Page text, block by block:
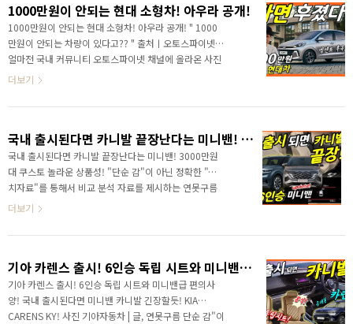
급 크기에 정말 작은 차량이라고 알려드렸는데.. 1000
만원대에 쏘렌토가 부럽지 않을 정도로 멋진 디자인을
보여주죠! 현대에는 소형 SUV로 베뉴보다 조금 큰 크레
타가 판매되고 있죠? 심지어는 소형급 SUV에서 7인승
가장 먼저 만나보세요!
1000만원이 안되는 현대 소형차! 아우라 공개!
1000만원이 안되는 현대 소형차! 아우라 공개! " 1000
만원이 안되는 차량이 있다고?? " 출처ㅣ오토스파이넷
얼마전 국내 커뮤니티 오토스파이넷 채널에 올라온 사진
입니다. 사진을 속에는 분명히 현대가 만든 차량인데... 이
량인지 만나볼게요! 이 차량의 정체는 현대 i10을 베이스
에서 가장 작은 사이즈급의 차량이니, 국내로 본다면 경
차인 캐스퍼 정도로 생각하시면 될 것 같아요. 현대차그
룹이 중국 시장처럼 신경쓰는 시장이 인도 시장인데, 중
국 시장과 다르게 인도 시장은 일본차가 점령하고 있었지
출시되고, 이번에 페이스리프트로 공개되었는데..
더보기
국내 출시된다면 카니발 끝장난다는 미니밴! 3000만원대 쿠스토 놀라운 상품성!
국내 출시된다면 카니발 끝장난다는 미니밴! 3000만원
대 쿠스토 놀라운 상품성! "단순 감"이 아닌 정확한 "수
치자료"를 통해서 비교 분석 자료를 제시하는 연못구름
입니다! 만약 이 차량이 국내에 출시가 된다면 카니발이
보를 빠르게 만나보세요! 한 마디로 판매량을 더 이상 보
고, 150만 명이 넘는 분들이 6천 개의 좋아요로 응답해
주셨는데.. 소식이 업데이트가 되었습니다. 국내에 출시
되지 않지만 해외 전략형으로 판매되는 차량 중에서 국
내에 꼭 출시되면 좋겠다는 차량이 많죠? 최근 출시된
더보기
기아 카렌스 출시! 6인승 독립 시트와 미니밴급 편의사양! 국내 출시된다면 미니밴 카니발 긴장할듯! KIA CARENS KY!
기아 카렌스 출시! 6인승 독립 시트와 미니밴급 편의사
양! 국내 출시된다면 미니밴 카니발 긴장할듯! KIA
CARENS KY! 사진 기아자동차 | 글, 연못구름 단순 감"이